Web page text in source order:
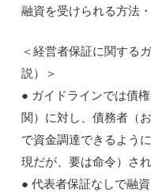
融資を受けられる方法
＜経営者保証に関する
説）＞
● ガイドラインでは債
関）に対し、債務者（
で資金調達できるよう
現だが、要は命令）さ
● 代表者保証なしで融